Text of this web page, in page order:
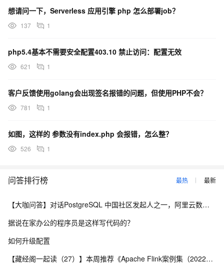
想请问一下，Serverless 应用引擎 php 怎么部署job？
137 1
php5.4基本不需要安全配置403.10 禁止访问：配置无效
621 1
客户反馈使用golang会出现签名报错的问题，但使用PHP不会？
781 1
如图，这样的 参数没有index.php 会报错，怎么整？
526 1
问答排行榜 最热 最新
【大咖问答】对话PostgreSQL 中国社区发起人之一，阿里云数据库高级专家 德哥
据说在家办公的程序员是这样写代码的？
如何升级配置
【藏经阁一起读（27）】本周推荐《Apache Flink案例集（2022版）》，你有哪些心得？